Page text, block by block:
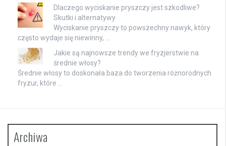
Dlaczego wyciskanie pryszczy jest szkodliwe?
Skutki i alternatywy
Wyciskanie pryszczy to powszechny nawyk, który
często wydaje się niewinny, …
Jakie są najnowsze trendy we fryzjerstwie na
średnie włosy?
Średnie włosy to doskonała baza do tworzenia różnorodnych
fryzur, które …
Archiwa